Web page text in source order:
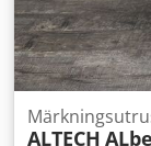
ALTECH